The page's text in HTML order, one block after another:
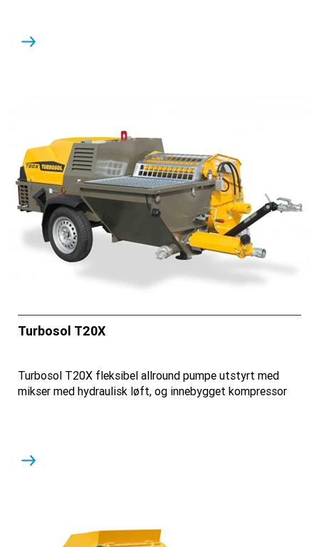
Turbosol T20X
Turbosol T20X fleksibel allround pumpe utstyrt med
mikser med hydraulisk løft, og innebygget kompressor